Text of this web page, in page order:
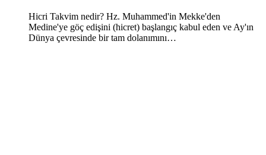
Hicri Takvim nedir? Hz. Muhammed'in Mekke'den
Medine'ye göç edişini (hicret) başlangıç kabul eden ve Ay'ın
Dünya çevresinde bir tam dolanımını…